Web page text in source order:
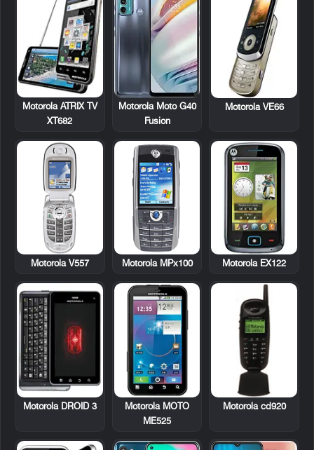
Motorola VE66
Motorola Moto G40
Fusion
Motorola ATRIX TV
XT682
Motorola EX122
Motorola MPx100
Motorola V557
Motorola cd920
Motorola MOTO
ME525
Motorola DROID 3